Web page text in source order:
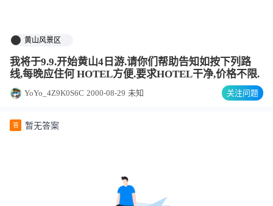
黄山风景区
我将于9.9.开始黄山4日游.请你们帮助告知如按下列路
线,每晚应住何 HOTEL方便.要求HOTEL干净,价格不限.
YoYo_4Z9K0S6C 2000-08-29 未知 关注问题
答 暂无答案